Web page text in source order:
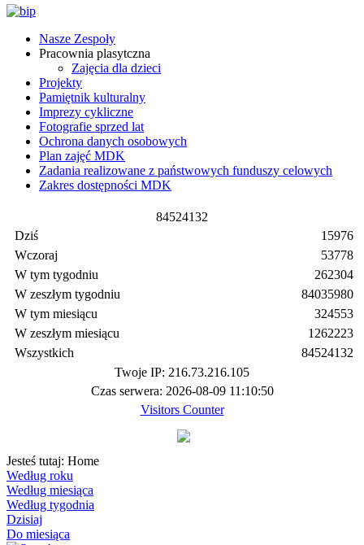
Nasze Zespoły
Pracownia plasytczna
Zajęcia dla dzieci
Projekty
Pamiętnik kulturalny
Imprezy cykliczne
Fotografie sprzed lat
Ochrona danych osobowych
Plan zajęć MDK
Zadania realizowane z państwowych funduszy celowych
Zakres dostępności MDK
84524132
Dziś
Wczoraj
W tym tygodniu
W zeszłym tygodniu
W tym miesiącu
W zeszłym miesiącu
Wszystkich
15976
53778
262304
84035980
324553
1262223
84524132
Twoje IP: 216.73.216.105
Czas serwera: 2026-08-09 11:10:50
Visitors Counter
Jesteś tutaj: Home
Według roku
Według miesiąca
Według tygodnia
Dzisiaj
Do miesiąca